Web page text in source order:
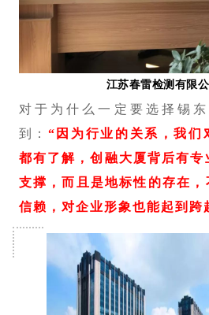
江苏春雷检测有限
对于为什么一定要选择锡
到： “因为行业的关系，我们
都有了解，创融大厦背后有
支撑，而且是地标性的存在
信赖，对企业形象也能起到跨